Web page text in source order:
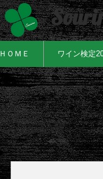
ＨＯＭＥ ワイン検定